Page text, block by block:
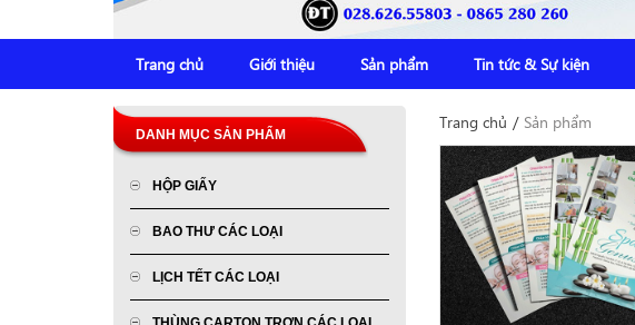
Trang chủ Giới thiệu Sản phẩm Tin tức & Sự kiện
DANH MỤC SẢN PHẨM
HỘP GIẤY
BAO THƯ CÁC LOẠI
LỊCH TẾT CÁC LOẠI
Trang chủ / Sản phẩm